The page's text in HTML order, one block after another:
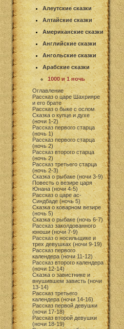
Алеутские сказки
Алтайские сказки
Американские сказки
Английские сказки
Ангольские сказки
Арабские сказки
1000 и 1 ночь
Оглавление
Рассказ о царе Шахрияре
и его брате
Рассказ о быке с ослом
Сказка о купце и духе
(ночи 1-2)
Рассказ первого старца
(ночь 1)
Рассказ первого старца
(ночь 2)
Рассказ второго старца
(ночь 2)
Рассказ третьего старца
(ночь 2-3)
Сказка о рыбаке (ночи 3-9)
Повесть о везире царя
Юнана (ночи 4-5)
Рассказ о царе ас-
Синдбаде (ночь 5)
Сказка о коварном везире
(ночь 5)
Сказка о рыбаке (ночь 6-7)
Рассказ заколдованного
юноши (ночи 7-9)
Рассказ о носильщике и
трех девушках (ночи 9-19)
Рассказ первого
календера (ночи 11-12)
Рассказ второго календера
(ночи 12-14)
Сказка о завистнике и
внушившем зависть (ночи
13-14)
Рассказ третьего
календера (ночи 14-16)
Рассказ первой девушки
(ночи 17-18)
Рассказ второй девушки
(ночи 18-19)